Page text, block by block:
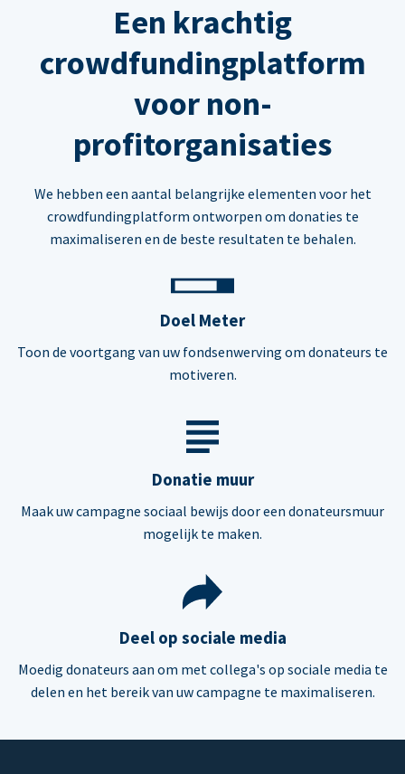
Een krachtig
crowdfundingplatform
voor non-
profitorganisaties
We hebben een aantal belangrijke elementen voor het
crowdfundingplatform ontworpen om donaties te
maximaliseren en de beste resultaten te behalen.
Doel Meter
Toon de voortgang van uw fondsenwerving om donateurs te
motiveren.
Donatie muur
Maak uw campagne sociaal bewijs door een donateursmuur
mogelijk te maken.
Deel op sociale media
Moedig donateurs aan om met collega's op sociale media te
delen en het bereik van uw campagne te maximaliseren.